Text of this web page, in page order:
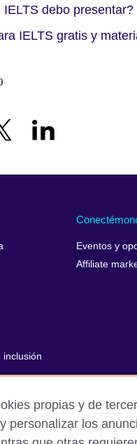
debo presentar?
IELTS gratis y
inclusión
Eventos y
Affiliate
Políticas de privacidad y
propias y de
personalizar los